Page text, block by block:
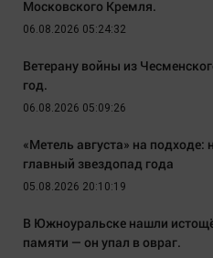
Московского Кремля.
06.08.2026 05:24:32
Ветерану войны из
год.
06.08.2026 05:09:26
«Метель августа» на
главный звездопад года
05.08.2026 20:10:19
В Южноуральске нашли
памяти — он упал в овраг.